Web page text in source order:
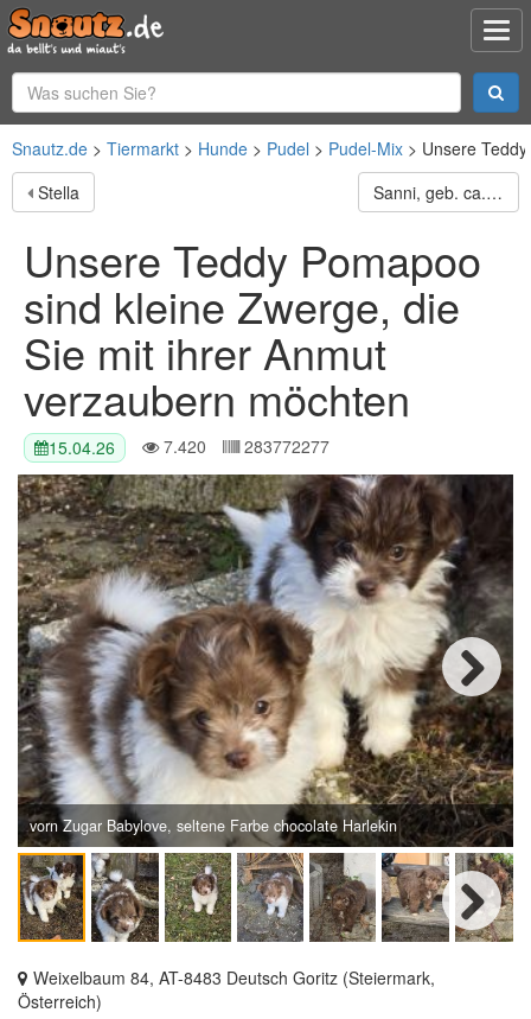
Snautz.de Tiermarkt Hunde Pudel Pudel-Mix
Unsere
Stella
Sanni, geb. ca. 08/2018, lebt in GRIECHENLAND, im städt. Tierheim Serres
Unsere Teddy Pomapoo
sind kleine Zwerge, die
Sie mit ihrer Anmut
verzaubern möchten
15.04.26 7.420 283772277
vorn Zugar Babylove, seltene Farbe chocolate Harlekin
Next
Next
Weixelbaum 84, AT-8483 Deutsch Goritz (Steiermark,
Österreich)